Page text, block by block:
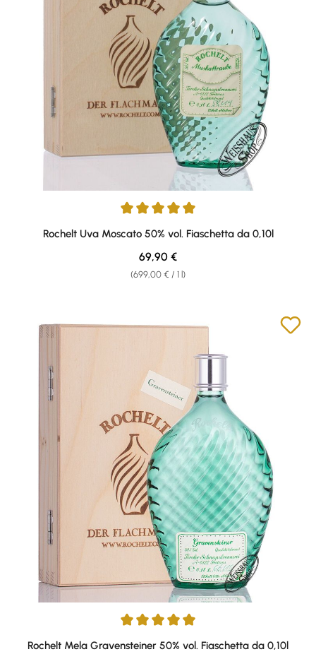
Average rating of 5 out of 5 stars
Rochelt Uva Moscato 50% vol. Fiaschetta da 0,10l
(699,00 € / 1 l)
Regular price:
69,90 €
Average rating of 5 out of 5 stars
Rochelt Mela Gravensteiner 50% vol. Fiaschetta da 0,10l